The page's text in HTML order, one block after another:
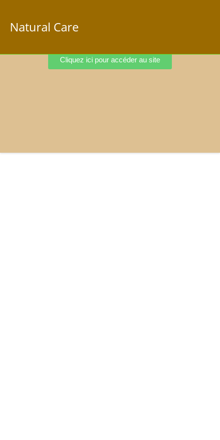
Natural Care
Cliquez ici pour accéder au site